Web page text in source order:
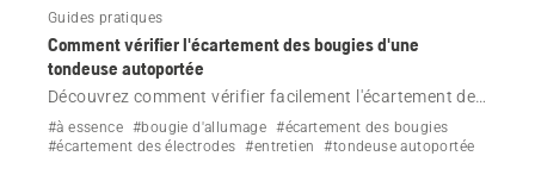
Guides pratiques
Comment vérifier l'écartement des bougies d'une
tondeuse autoportée
Découvrez comment vérifier facilement l'écartement des
bougies de votre tondeuse autoportée Husqvarna.
#à essence #bougie d'allumage #écartement des bougies
#écartement des électrodes
#entretien #tondeuse autoportée